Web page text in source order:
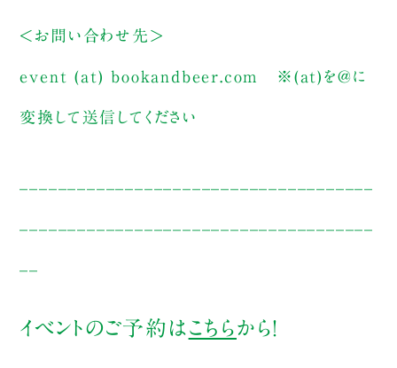
＜お問い合わせ先＞
event (at) bookandbeer.com ※(at)を@に
変換して送信してください
イベントのご予約はこちらから！